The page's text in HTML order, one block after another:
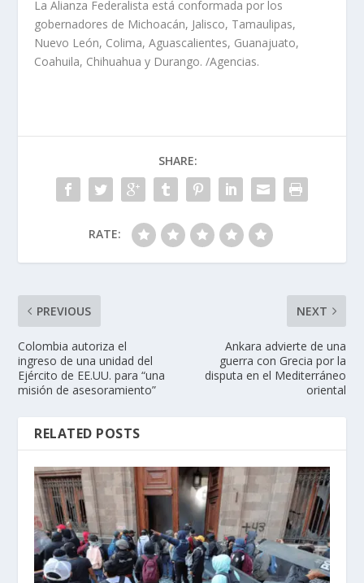
La Alianza Federalista está conformada por los
gobernadores de Michoacán, Jalisco, Tamaulipas,
Nuevo León, Colima, Aguascalientes, Guanajuato,
Coahuila, Chihuahua y Durango. /Agencias.
SHARE:
RATE:
PREVIOUS
Colombia autoriza el
ingreso de una unidad del
Ejército de EE.UU. para “una
misión de asesoramiento”
NEXT
Ankara advierte de una
guerra con Grecia por la
disputa en el Mediterráneo
oriental
RELATED POSTS